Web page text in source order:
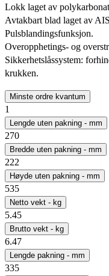
Lokk laget av
Avtakbart blad laget av
Pulsblandingsfunksjon.
Overopphetings- og
Sikkerhetslåssystem:
krukken.
Minste ordre kvantum
1
Lengde uten pakning - mm
270
Bredde uten pakning - mm
222
Høyde uten pakning - mm
535
Netto vekt - kg
5.45
Brutto vekt - kg
6.47
Lengde pakning - mm
335